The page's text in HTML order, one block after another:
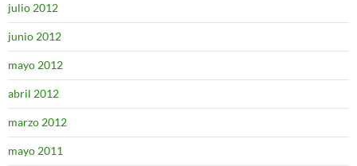
julio 2012
junio 2012
mayo 2012
abril 2012
marzo 2012
mayo 2011